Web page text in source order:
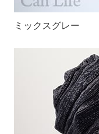
ミックスグレー